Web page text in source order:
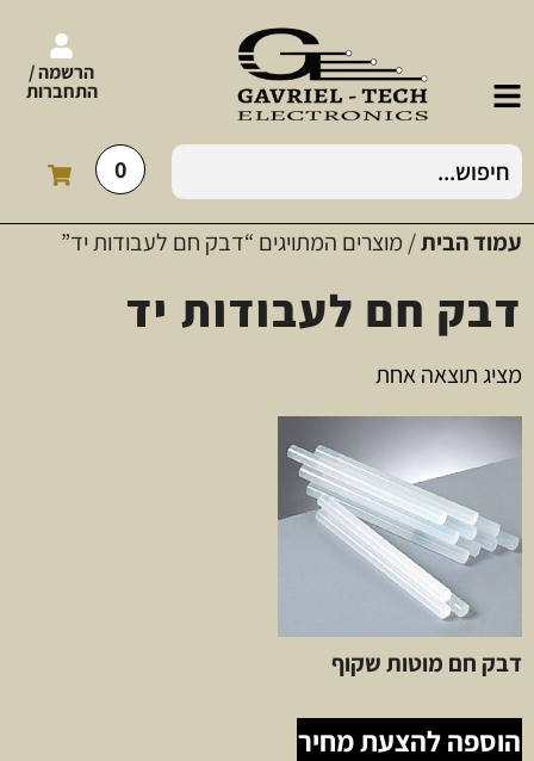
הרשמה /
התחברות
0
עמוד הבית/ מוצרים המתויגים “דבק חם לעבודות יד”
דבק חם לעבודות יד
מציג תוצאה אחת
דבק חם מוטות שקוף
הוספה להצעת מחיר